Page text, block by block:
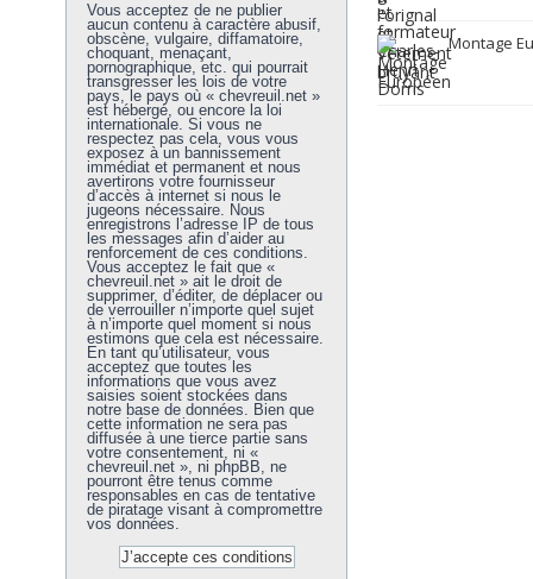
Vous acceptez de ne publier
aucun contenu à caractère abusif,
obscène, vulgaire, diffamatoire,
choquant, menaçant,
pornographique, etc. qui pourrait
transgresser les lois de votre
pays, le pays où « chevreuil.net »
est hébergé, ou encore la loi
internationale. Si vous ne
respectez pas cela, vous vous
exposez à un bannissement
immédiat et permanent et nous
avertirons votre fournisseur
d’accès à internet si nous le
jugeons nécessaire. Nous
enregistrons l’adresse IP de tous
les messages afin d’aider au
renforcement de ces conditions.
Vous acceptez le fait que «
chevreuil.net » ait le droit de
supprimer, d’éditer, de déplacer ou
de verrouiller n’importe quel sujet
à n’importe quel moment si nous
estimons que cela est nécessaire.
En tant qu’utilisateur, vous
acceptez que toutes les
informations que vous avez
saisies soient stockées dans
notre base de données. Bien que
cette information ne sera pas
diffusée à une tierce partie sans
votre consentement, ni «
chevreuil.net », ni phpBB, ne
pourront être tenus comme
responsables en cas de tentative
de piratage visant à compromettre
vos données.
Montage